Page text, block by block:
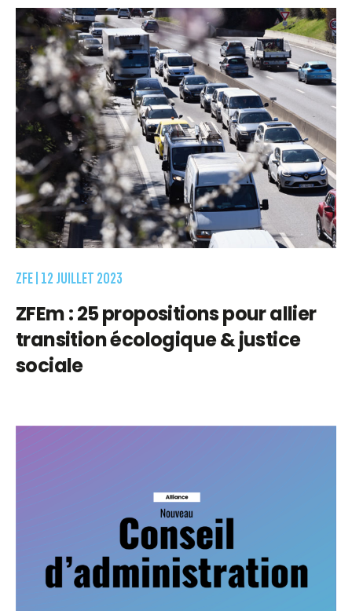
ZFE | 12 JUILLET 2023
ZFEm : 25 propositions pour allier
transition écologique & justice
sociale